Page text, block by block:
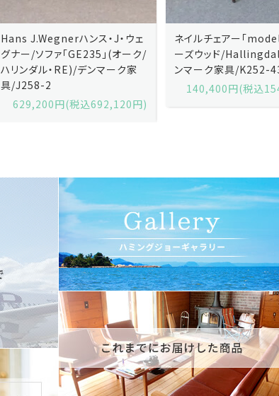
ネイルチェアー「model32」（ロ
ーズウッド/Hallingdal・YE）/デ
ンマーク家具/K252-43a
140,400円(税込154,440円)
ネイルチェアー「
ーズウッド/Hallingdal
ンマーク家具/K252-
140,400円(税込